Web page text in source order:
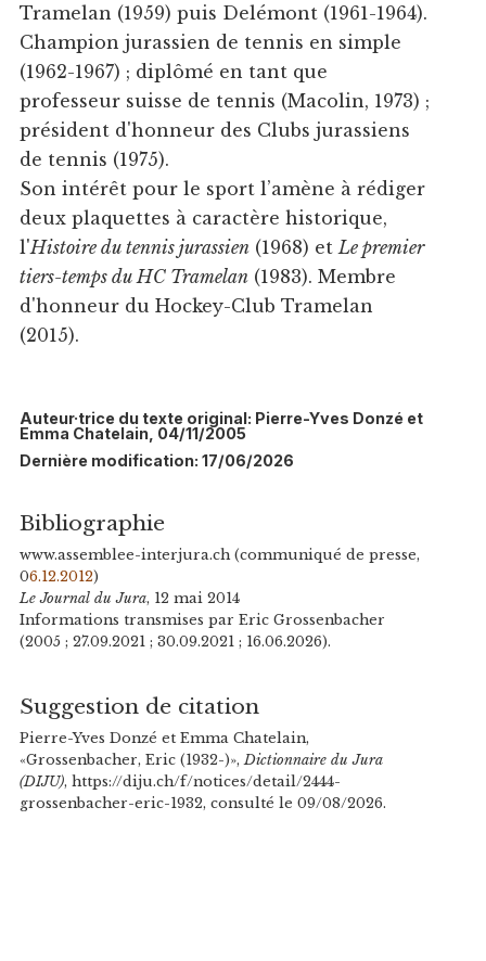
Tramelan (1959) puis Delémont (1961-1964).
Champion jurassien de tennis en simple
(1962-1967) ; diplômé en tant que
professeur suisse de tennis (Macolin, 1973) ;
président d'honneur des Clubs jurassiens
de tennis (1975).
Son intérêt pour le sport l’amène à rédiger
deux plaquettes à caractère historique,
l'Histoire du tennis jurassien(1968) et Le premier
tiers-temps du HC Tramelan(1983). Membre
d'honneur du Hockey-Club Tramelan
(2015).
Auteur·trice du texte original: Pierre-Yves Donzé et
Emma Chatelain, 04/11/2005
Dernière modification: 17/06/2026
Bibliographie
www.assemblee-interjura.ch (communiqué de presse,
06.12.2012)
Le Journal du Jura, 12 mai 2014
Informations transmises par Eric Grossenbacher
(2005 ; 27.09.2021 ; 30.09.2021 ; 16.06.2026).
Suggestion de citation
Pierre-Yves Donzé et Emma Chatelain,
«Grossenbacher, Eric (1932-)», Dictionnaire du Jura
(DIJU), https://diju.ch/f/notices/detail/2444-
grossenbacher-eric-1932, consulté le 09/08/2026.